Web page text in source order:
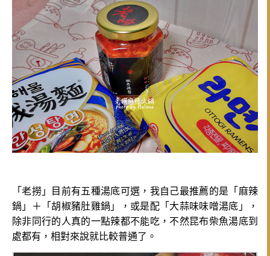
「老撈」目前有五種湯底可選，我自己最推薦的是「麻辣
鍋」＋「胡椒豬肚雞鍋」，或是配「大蒜味味噌湯底」，
除非同行的人真的一點辣都不能吃，不然昆布柴魚湯底到
處都有，相對來說就比較普通了。